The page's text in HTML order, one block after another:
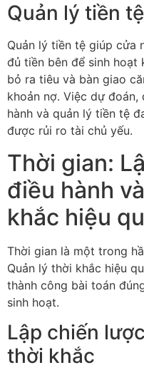
Quản lý tiền tệ
Quản lý tiền tệ giúp cửa
đủ tiền bên để sinh hoạt
bỏ ra tiêu và bàn giao
khoản nợ. Việc dự
hành và quản lý tiền tệ
được rủi ro tài chủ yếu.
Thời gian:
điều hành
khắc hiệu
Thời gian là một trong
Quản lý thời khắc hiệu
thành công bài toán
sinh hoạt.
Lập chiến
thời khắc